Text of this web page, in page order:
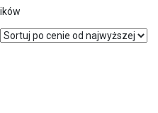
ceny: